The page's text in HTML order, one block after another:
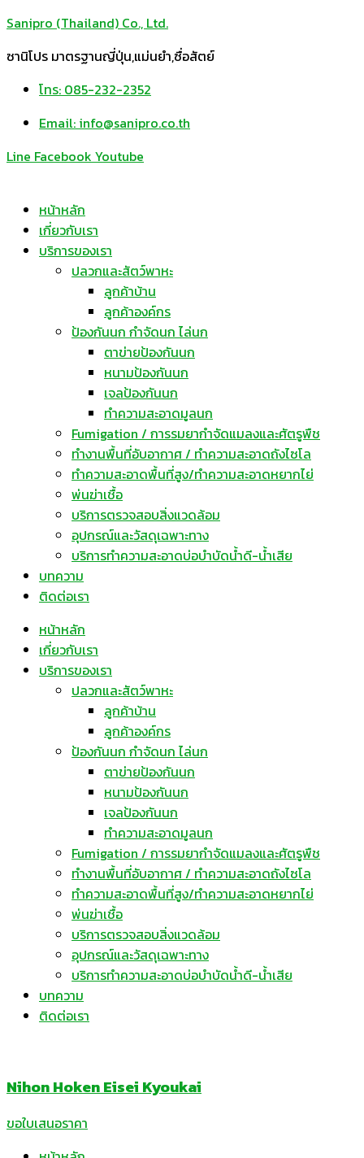
Sanipro (Thailand) Co., Ltd.
ซานิโปร มาตรฐานญี่ปุ่น,แม่นยำ,ซื่อสัตย์
โทร: 085-232-2352
Email: info@sanipro.co.th
Line Facebook Youtube
หน้าหลัก
เกี่ยวกับเรา
บริการของเรา
ปลวกและสัตว์พาหะ
ลูกค้าบ้าน
ลูกค้าองค์กร
ป้องกันนก กำจัดนก ไล่นก
ตาข่ายป้องกันนก
หนามป้องกันนก
เจลป้องกันนก
ทำความสะอาดมูลนก
Fumigation / การรมยากำจัดแมลงและศัตรูพืช
ทำงานพื้นที่อับอากาศ / ทำความสะอาดถังไซโล
ทำความสะอาดพื้นที่สูง/ทำความสะอาดหยากไย่
พ่นฆ่าเชื้อ
บริการตรวจสอบสิ่งแวดล้อม
อุปกรณ์และวัสดุเฉพาะทาง
บริการทำความสะอาดบ่อบำบัดน้ำดี-น้ำเสีย
บทความ
ติดต่อเรา
หน้าหลัก
เกี่ยวกับเรา
บริการของเรา
ปลวกและสัตว์พาหะ
ลูกค้าบ้าน
ลูกค้าองค์กร
ป้องกันนก กำจัดนก ไล่นก
ตาข่ายป้องกันนก
หนามป้องกันนก
เจลป้องกันนก
ทำความสะอาดมูลนก
Fumigation / การรมยากำจัดแมลงและศัตรูพืช
ทำงานพื้นที่อับอากาศ / ทำความสะอาดถังไซโล
ทำความสะอาดพื้นที่สูง/ทำความสะอาดหยากไย่
พ่นฆ่าเชื้อ
บริการตรวจสอบสิ่งแวดล้อม
อุปกรณ์และวัสดุเฉพาะทาง
บริการทำความสะอาดบ่อบำบัดน้ำดี-น้ำเสีย
บทความ
ติดต่อเรา
Nihon Hoken Eisei Kyoukai
ขอใบเสนอราคา